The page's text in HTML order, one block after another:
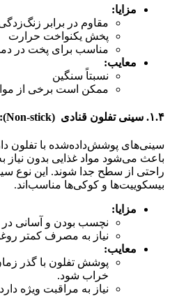
مزایا:
مقاوم در برابر
پخش یکنواخت حرارت
مناسب برای پخت در
معایب:
نسبتاً سنگین
ممکن است برخی از
۱.۴. سینی تفلون قنادی (Non-stick):
سینی‌های پوشش‌داده‌شده با تفلون
باعث می‌شود مواد غذایی بدون نیاز
راحتی از سطح جدا شوند. این نوع
بیسکوییت‌ها و کوکی‌ها مناسب‌اند.
مزایا:
نچسب بودن و آسانی
نیاز به مصرف کمتر
معایب:
پوشش تفلون با گذر
خراب شود.
نیاز به مراقبت ویژه